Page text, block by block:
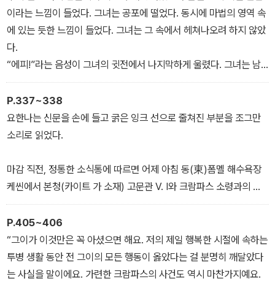
다시 당신을 보살펴드리죠. 다른 사람이 하지 않으니까요’라고 말하
는 듯했다.
이라는 느낌이 들었다. 그녀는 공포에 떨었다. 동시에 마법의 영역 속
에 있는 듯한 느낌이 들었다. 그녀는 그 속에서 헤쳐나오려 하지 않았
다.
“에피!”라는 음성이 그녀의 귓전에서 나지막하게 울렸다. 그녀는 남
자의 떨리는 음성을 들었다. 그다음에 남자는 그녀의 손을 잡고서, 그
녀가 계속 오므리고 있는 그녀의 손가락들을 폈다. 그러고는 거기에
뜨거운 키스를 퍼부었다. 그녀는 마치 기절할 것 같은 기분이었다.
그녀가 다시 눈을 떴을 때 사람들은 숲을 벗어나고 있었다. 그녀 앞 약
다. 그 소리는 점점 확실해졌다.
P.337~338
요한나는 신문을 손에 들고 굵은 잉크 선으로 줄쳐진 부분을 조그만
소리로 읽었다.
마감 직전, 정통한 소식통에 따르면 어제 아침 동(東)폼멜 해수욕장
케씬에서 본청(카이트 가 소재) 고문관 V. I와 크람파스 소령과의 사
이에 결투가 일어나서 크람파스 소령이 사망했다고 함. 소령과 아직
젊고 아름다운 고문관 부인과의 사이에 모종의 관계가 있었다고 함.
“이런 신문들이 도대체 뭘 잔뜩 써 갈기고 있담.”
알고 있던 새 소식이 이미 다 알려져서 김샜다는 표정으로 요한나가
P.405~406
“그이가 이것만은 꼭 아셨으면 해요. 저의 제일 행복한 시절에 속하는
투병 생활 동안 전 그이의 모든 행동이 옳았다는 걸 분명히 깨달았다
는 사실을 말이에요. 가련한 크람파스의 사건도 역시 마찬가지예요.